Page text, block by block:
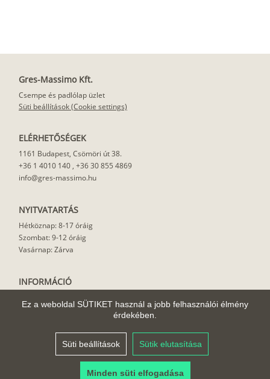
Ez a weboldal SÜTIKET használ a jobb felhasználói élmény
érdekében.
Süti beállítások Sütik elutasítása
Minden süti elfogadása
Gres-Massimo Kft.
Csempe és padlólap üzlet
Süti beállítások (Cookie settings)
ELÉRHETŐSÉGEK
1161 Budapest, Csömöri út 38.
+36 1 4010 140 , +36 30 855 4869
info@gres-massimo.hu
NYITVATARTÁS
Hétköznap: 8-17 óráig
Szombat: 9-12 óráig
Vasárnap: Zárva
INFORMÁCIÓ
Felhasználási javaslat